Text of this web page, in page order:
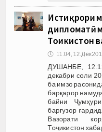
Истиқрори
дипломатӣ
Тоҷикистон
🕔 11:04, 12.Дек
ДУШАНБЕ,
декабри соли
ба имзо
барқарор
байни
баргузор
Вазорати
Тоҷикистон